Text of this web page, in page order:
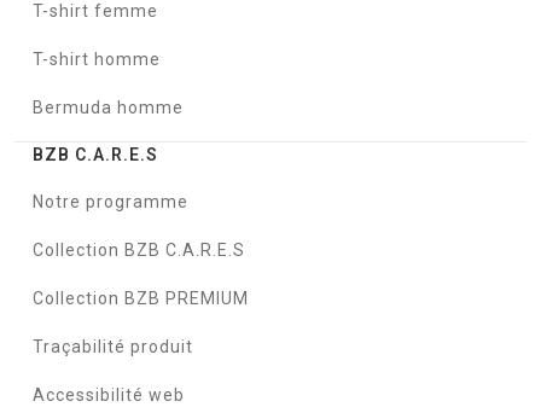
T-shirt femme
T-shirt homme
Bermuda homme
BZB C.A.R.E.S
Notre programme
Collection BZB C.A.R.E.S
Collection BZB PREMIUM
Traçabilité produit
Accessibilité web